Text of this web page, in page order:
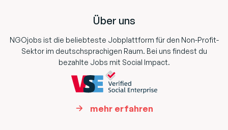
Über uns
NGOjobs ist die beliebteste Jobplattform für den Non-Profit-
Sektor im deutschsprachigen Raum. Bei uns findest du
bezahlte Jobs mit Social Impact.
mehr erfahren